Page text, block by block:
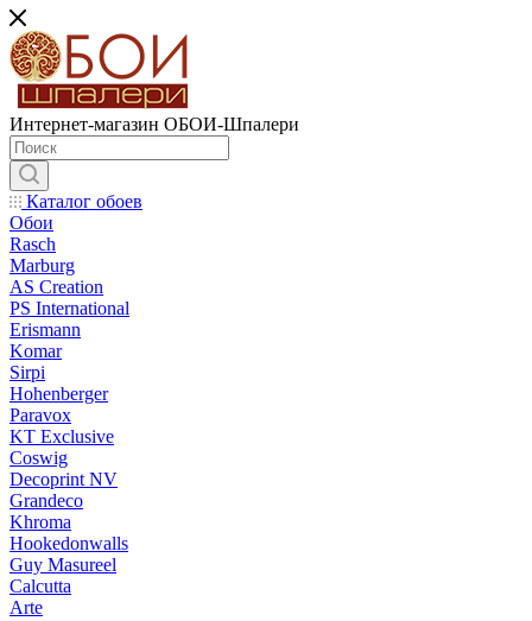
Интернет-магазин ОБОИ-Шпалери
Каталог обоев
Обои
Rasch
Marburg
AS Creation
PS International
Erismann
Komar
Sirpi
Hohenberger
Paravox
KT Exclusive
Coswig
Decoprint NV
Grandeco
Khroma
Hookedonwalls
Guy Masureel
Calcutta
Arte